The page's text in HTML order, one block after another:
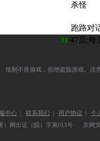
杀怪
跑路对
31/47页;每
抵制不良游戏，拒绝盗版游戏。注
中心 | 联系我们 | 用户协议 | 个
）网出证（皖）字第013号
京网文